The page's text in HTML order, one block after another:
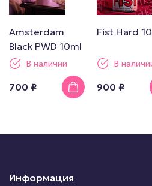
Amsterdam
Black PWD 10ml
В наличии
700 ₽
Fist Hard
В
900 ₽
Информация